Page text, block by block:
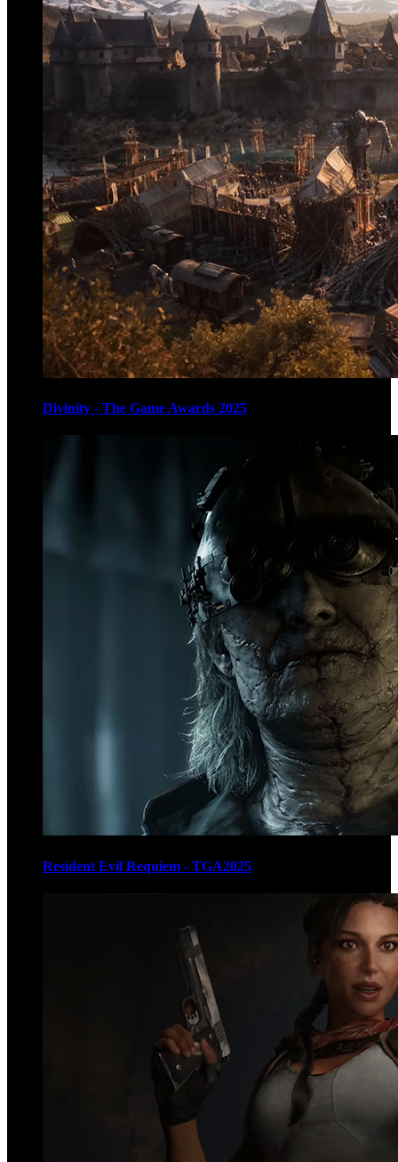
Divinity - The Game Awards 2025
Resident Evil Requiem - TGA2025